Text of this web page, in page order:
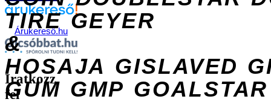
TIRE GEYER
&
HOSAJA GISLAVED
GUM GMP GOALSTAR
Árukereső.hu
Iratkozz
fel